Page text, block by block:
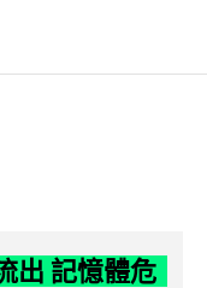
出 記憶體危